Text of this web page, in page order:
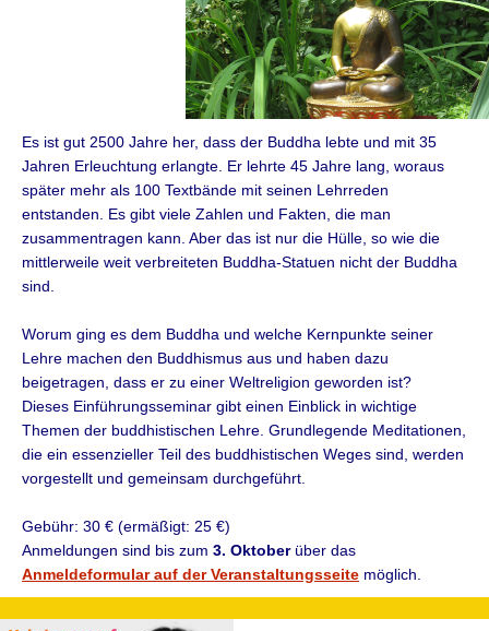
Es ist gut 2500 Jahre her, dass der Buddha lebte und mit 35
Jahren Erleuchtung erlangte. Er lehrte 45 Jahre lang, woraus
später mehr als 100 Textbände mit seinen Lehrreden
entstanden. Es gibt viele Zahlen und Fakten, die man
zusammentragen kann. Aber das ist nur die Hülle, so wie die
mittlerweile weit verbreiteten Buddha-Statuen nicht der Buddha
sind.
Worum ging es dem Buddha und welche Kernpunkte seiner
Lehre machen den Buddhismus aus und haben dazu
beigetragen, dass er zu einer Weltreligion geworden ist?
Dieses Einführungsseminar gibt einen Einblick in wichtige
Themen der buddhistischen Lehre. Grundlegende Meditationen,
die ein essenzieller Teil des buddhistischen Weges sind, werden
vorgestellt und gemeinsam durchgeführt.
Gebühr: 30 € (ermäßigt: 25 €)
Anmeldungen sind bis zum 3. Oktoberüber das
Anmeldeformular auf der Veranstaltungsseite möglich.